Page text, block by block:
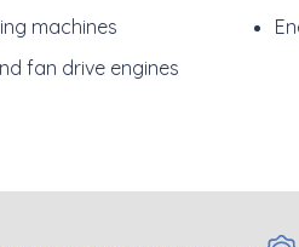
machines
fan drive engines